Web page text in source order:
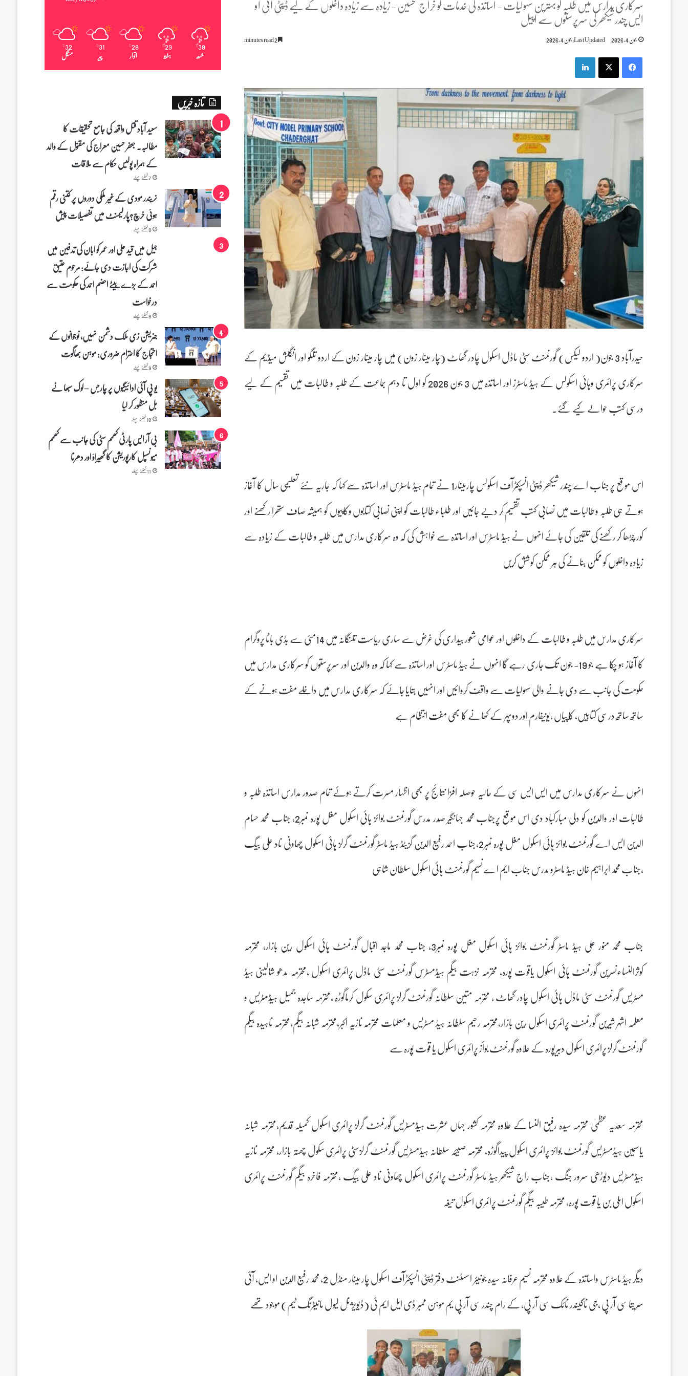
ایس چندر شیکھر کی سرپرستوں سے اپیل
جون 4, 2026 Last Updated: جون 4, 2026 2 minutes read
Facebook
X
LinkedIn
حیدرآباد 3 جون( اردو لیکس) گورنمنٹ سٹی ماڈل اسکول چادر گھاٹ (چار مینار زون) میں چار مینار زون کے اردو تلگو اور انگلش میڈیم کے
سرکاری پرائمری وہائی اسکولس کے ہیڈ ماسٹرز اور اساتذہ میں 3 جون 2026 کو اول تا دہم جماعت کے طلبہ و طالبات میں تقسیم کے لیے
درسی کتب حوالے کیے گئے.
اس موقع پر جناب اے چندر شیکھر ڈپٹی انسپکٹرآف اسکولس چارمینار1 نے تمام ہیڈ ماسٹرس اور اساتذہ سے کہا کہ جاریہ نئے تعلیمی سال کا آغاز
ہوتے ہی طلبہ و طالبات میں نصابی کتب تقسیم کر دیے جائیں اور طلباء طالبات کو اپنی نصابی کتابوں وکاپیوں کو ہمیشہ صاف ستھرا رکھنے اور
کور چڑھا کر رکھنے کی تلقین کی جائے انہوں نے ہیڈ ماسٹرس اور اساتذہ سے خواہش کی کہ وہ سرکاری مدارس میں طلبہ و طالبات کے زیادہ سے
زیادہ داخلوں کو ممکن بنانے کی ہر ممکن کوشش کریں
سرکاری مدارس میں طلبہ و طالبات کے داخلوں اور عوامی شعور بیداری کی غرض سے ساری ریاست تلنگانہ میں 14مئی سے بڈی باٹا پروگرام
کا آغاز ہو چکا ہے جو 19- جون تک جاری رہے گا انہوں نے ہیڈ ماسٹرس اور اساتذہ سے کہا کہ وہ والدین اور سرپرستوں کو سرکاری مدارس میں
حکومت کی جانب سے دی جانے والی سہولیات سے واقف کروائیں اور انہیں بتایا جائے کہ سرکاری مدارس میں داخلے مفت ہونے کے
ساتھ ساتھ درسی کتابیں، کاپیاں ،یونیفارم اور دوپہر کے کھانے کا بھی مفت انتظام ہے
انہوں نے سرکاری مدارس میں ایس ایس سی کے حالیہ حوصلہ افزا نتائج پر بھی اظہار مسرت کرتے ہوئے تمام صدور مدارس اساتذہ طلبہ و
طالبات اور والدین کو دلی مبارکباد دی اس موقع پرجناب محمد جہانگیر صدر مدرس گورنمنٹ بوائز ہائی اسکول مغل پورہ نمبر2, جناب محمد حسام
الدین ایس اے گورنمنٹ بوائز ہائی اسکول مغل پورہ نمبر2,جناب احمد رفیع الدین گزیٹڈ ہیڈ ماسٹر گورنمنٹ گرلز ہائی اسکول چھاونی ناد علی بیگ
،جناب محمد ابراہیم خان ہیڈ ماسٹرو مدرس جناب ایم اے نسیم گورنمنٹ ہائی اسکول سلطان شاہی
جناب محمد منور علی ہیڈ ماسٹر گورنمنٹ بوائز ہائی اسکول مغل پورہ نمبر3, جناب محمد ماجد اقبال گورنمنٹ ہائی اسکول رین بازار، محترمہ
کوثرالنساءنسرین گورنمنٹ ہائی اسکول یاقوت پورہ، محترمہ نزہت بیگم ہیڈمسٹرس گورنمنٹ سٹی ماڈل پرائمری اسکول ،محترمہ مدھو شالینی ہیڈ
مسٹریس گورنمنٹ سٹی ماڈل ہائی اسکول چادر گھاٹ ، محترمہ متین سلطانہ گورنمنٹ گرلز پرائمری سکول کرماگوڑہ ،محترمہ ساجدہ جمیل ہیڈمٹریس و
معلمہ اشہر شیرین گورنمنٹ پرائمری اسکول رین بازار،محترمہ رحیم سلطانہ ہیڈ مسٹریس و معلمات محترمہ نازیہ اکبر،محترمہ شبانہ بیگم،محترمہ ناہیدہ بیگم
گورنمنٹ گرلز پرائمری اسکول دبیرپورہ کے علاوہ گورنمنٹ بوأز پرائمری اسکول یا قوت پورہ سے
محترمہ سعدیہ عظمیٰ محترمہ سیدہ رفیق النسا کے علاوہ محترمہ کشور جہاں عشرت ہیڈمسٹریس گورنمنٹ گرلز پرائمری اسکول کمیلہ قدیم،محترمہ شبانہ
یاسمین ہیڈمسٹریس گورنمنٹ بوائز پرائمری اسکول پیداگوڑہ، محترمہ صبیحہ سلطانہ ہیڈمسٹریس گورنمنٹ گرلزسٹی پرائمری سکول چھتہ بازار، محترمہ نازیہ
ہیڈمسٹریس دیوڑھی سرور جنگ ،جناب راج شیکھر ہیڈ ماسٹر گورنمنٹ پرائمری اسکول چھاونی ناد علی بیگ ،محترمہ فاخرہ بیگم گورنمنٹ پرائمری
اسکول املی بن یا قوت پورہ، محترمہ طیبہ بیگم گورنمنٹ پرائمری اسکول تیغہ
دیگر ہیڈ ماسٹرس واساتذہ کے علاوہ محترمہ نسیم عرفانہ سیدہ جونیئر اسسٹنٹ دفتر ڈپٹی انسپکٹرآف اسکول چار مینار منڈل 2, محمد رفیع الدین او ایس, آئی
سریتا سی آر پی ،جی ناگیندر نائک سی آر پی، کے رام چندر سی آر پی یم موہن ممبر ڈی ایل ایم ٹی (ڈیویژنل لیول مانیٹرنگ ٹیم) موجود تھے
30
℃
جمعہ
29
℃
ہفتہ
28
℃
اتوار
31
℃
پیر
32
℃
منگل
تازہ خبریں
سعید آباد قتل واقعہ کی جامع تحقیقات کا
مطالبہ۔ جعفر حسین معراج کی مقتول کے والد
کے ہمراہ پولیس حکام سے ملاقات
7 گھنٹے پہلے
نریندر مودی کے غیر ملکی دوروں پر کتنی رقم
ہوئی خرچ؟پارلیمنٹ میں تفصیلات پیش
8 گھنٹے پہلے
جیل میں قید علی اور عمر کو ابان کی تدفین میں
شرکت کی اجازت دی جائے: مرحوم عتیق
احمد کے بڑے بیٹے احضم احمد کی حکومت سے
درخواست
8 گھنٹے پہلے
جنریشن زی ملک دشمن نہیں، نوجوانوں کے
احتجاج کا احترام ضروری: موہن بھاگوت
9 گھنٹے پہلے
یو پی آئی ادائیگیوں پر چارجس – لوک سبھا نے
بل منظور کر لیا
10 گھنٹے پہلے
بی آر ایس پارٹی کھمم سٹی کی جانب سے کھمم
میونسپل کارپوریشن کا گھیراؤ اور دھرنا
11 گھنٹے پہلے